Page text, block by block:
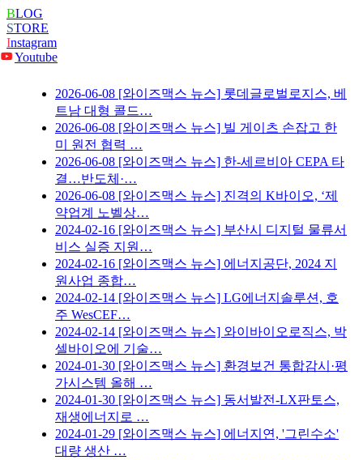
BLOG
STORE
Instagram
Youtube
2026-06-08 [와이즈맥스 뉴스] 롯데글로벌로지스, 베
트남 대형 콜드…
2026-06-08 [와이즈맥스 뉴스] 빌 게이츠 손잡고 한
미 원전 협력 …
2026-06-08 [와이즈맥스 뉴스] 한-세르비아 CEPA 타
결…반도체·…
2026-06-08 [와이즈맥스 뉴스] 진격의 K바이오, ‘제
약업계 노벨상…
2024-02-16 [와이즈맥스 뉴스] 부산시 디지털 물류서
비스 실증 지원…
2024-02-16 [와이즈맥스 뉴스] 에너지공단, 2024 지
원사업 종합…
2024-02-14 [와이즈맥스 뉴스] LG에너지솔루션, 호
주 WesCEF…
2024-02-14 [와이즈맥스 뉴스] 와이바이오로직스, 박
셀바이오에 기술…
2024-01-30 [와이즈맥스 뉴스] 환경보건 통합감시·평
가시스템 올해 …
2024-01-30 [와이즈맥스 뉴스] 동서발전-LX판토스,
재생에너지로 …
2024-01-29 [와이즈맥스 뉴스] 에너지연, '그린수소'
대량 생산 …